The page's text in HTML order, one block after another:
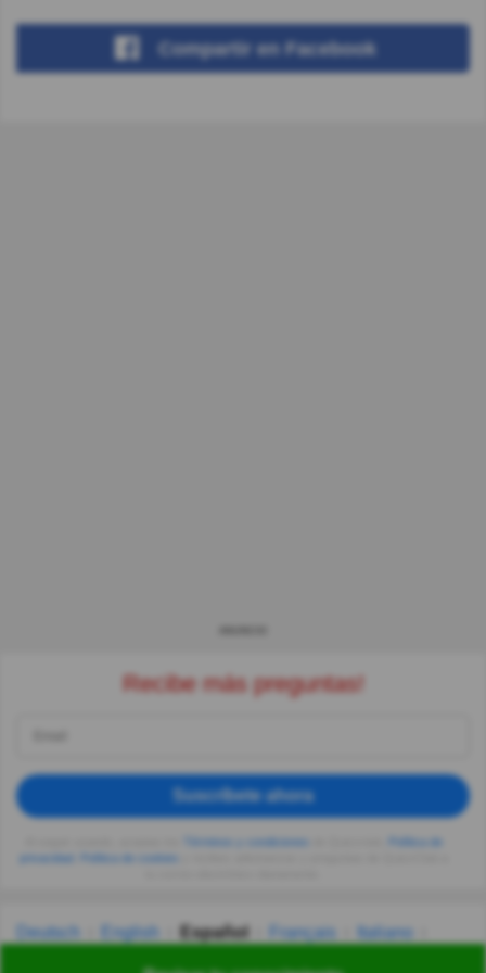
Compartir en Facebook
Recibe más preguntas!
Suscríbete ahora
Deutsch English Español Français
Italiano